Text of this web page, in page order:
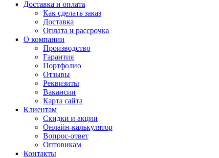
Доставка и оплата
Как сделать заказ
Доставка
Оплата и рассрочка
О компании
Производство
Гарантия
Портфолио
Отзывы
Реквизиты
Вакансии
Карта сайта
Клиентам
Скидки и акции
Онлайн-калькулятор
Вопрос-ответ
Оптовикам
Контакты